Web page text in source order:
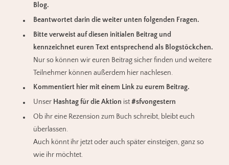
Blog.
Beantwortet darin die weiter unten folgenden Fragen.
Bitte verweist auf diesen initialen Beitrag und
kennzeichnet euren Text entsprechend als Blogstöckchen.
Nur so können wir euren Beitrag sicher finden und weitere
Teilnehmer können außerdem hier nachlesen.
Kommentiert hier mit einem Link zu eurem Beitrag.
Unser Hashtag für die Aktion ist#sfvongestern
Ob ihr eine Rezension zum Buch schreibt, bleibt euch
überlassen.
Auch könnt ihr jetzt oder auch später einsteigen, ganz so
wie ihr möchtet.